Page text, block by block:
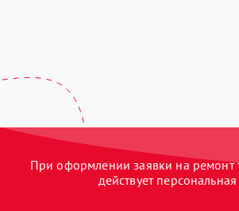
При оформлении заявки на ремонт
действует